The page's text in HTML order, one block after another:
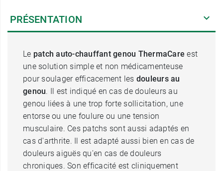
PRÉSENTATION
Le patch auto-chauffant genou ThermaCare est
une solution simple et non médicamenteuse
pour soulager efficacement les douleurs au
genou. Il est indiqué en cas de douleurs au
genou liées à une trop forte sollicitation, une
entorse ou une foulure ou une tension
musculaire. Ces patchs sont aussi adaptés en
cas d'arthrite. Il est adapté aussi bien en cas de
douleurs aiguës qu'en cas de douleurs
chroniques. Son efficacité est cliniquement